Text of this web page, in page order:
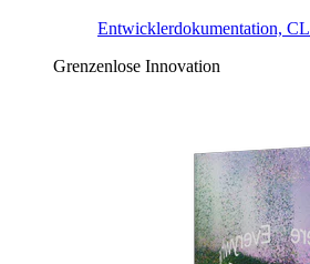
Entwicklerdokumentation,
Grenzenlose Innovation